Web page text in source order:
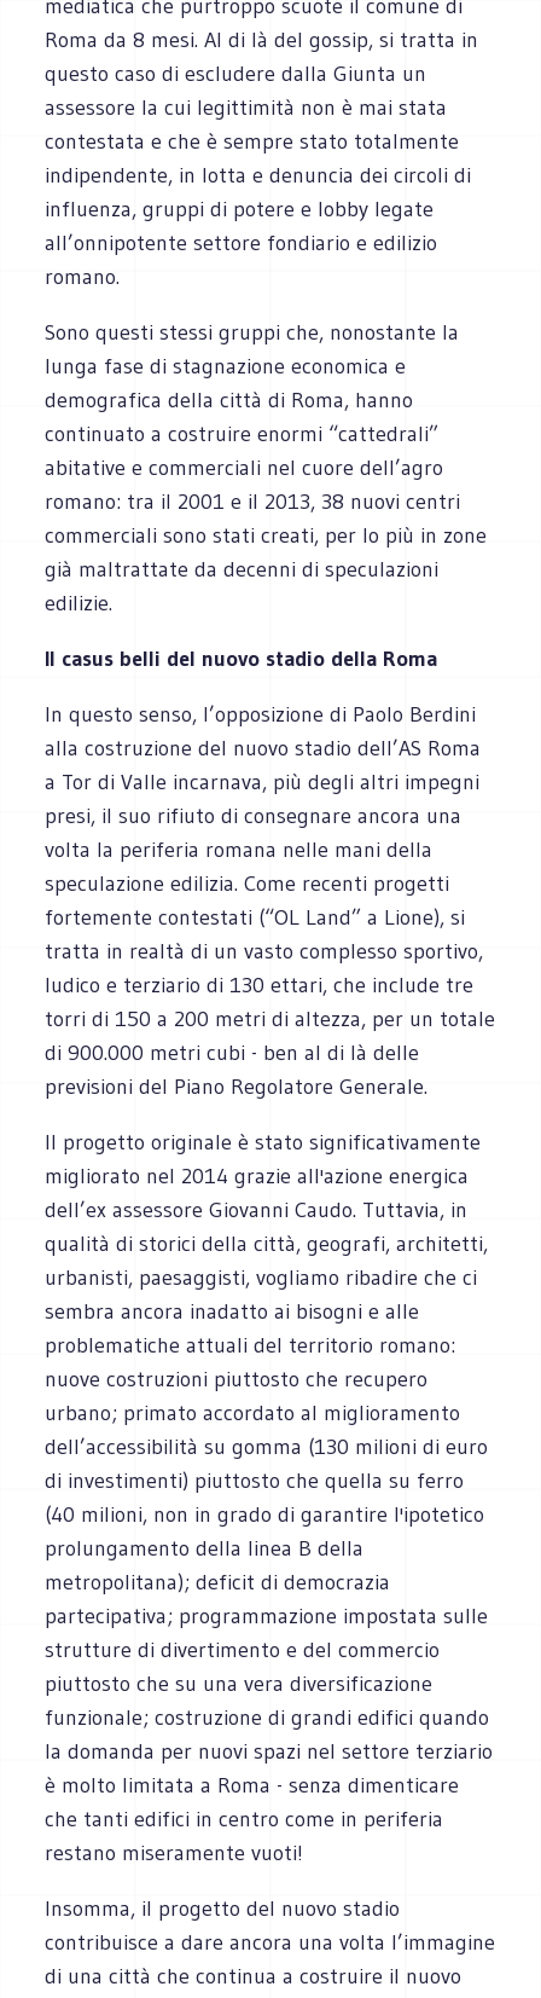
mediatica che purtroppo scuote il comune di
Roma da 8 mesi. Al di là del gossip, si tratta in
questo caso di escludere dalla Giunta un
assessore la cui legittimità non è mai stata
contestata e che è sempre stato totalmente
indipendente, in lotta e denuncia dei circoli di
influenza, gruppi di potere e lobby legate
all’onnipotente settore fondiario e edilizio
romano.
Sono questi stessi gruppi che, nonostante la
lunga fase di stagnazione economica e
demografica della città di Roma, hanno
continuato a costruire enormi “cattedrali”
abitative e commerciali nel cuore dell’agro
romano: tra il 2001 e il 2013, 38 nuovi centri
commerciali sono stati creati, per lo più in zone
già maltrattate da decenni di speculazioni
edilizie.
Il casus belli del nuovo stadio della Roma
In questo senso, l’opposizione di Paolo Berdini
alla costruzione del nuovo stadio dell’AS Roma
a Tor di Valle incarnava, più degli altri impegni
presi, il suo rifiuto di consegnare ancora una
volta la periferia romana nelle mani della
speculazione edilizia. Come recenti progetti
fortemente contestati (“OL Land” a Lione), si
tratta in realtà di un vasto complesso sportivo,
ludico e terziario di 130 ettari, che include tre
torri di 150 a 200 metri di altezza, per un totale
di 900.000 metri cubi - ben al di là delle
previsioni del Piano Regolatore Generale.
Il progetto originale è stato significativamente
migliorato nel 2014 grazie all'azione energica
dell’ex assessore Giovanni Caudo. Tuttavia, in
qualità di storici della città, geografi, architetti,
urbanisti, paesaggisti, vogliamo ribadire che ci
sembra ancora inadatto ai bisogni e alle
problematiche attuali del territorio romano:
nuove costruzioni piuttosto che recupero
urbano; primato accordato al miglioramento
dell’accessibilità su gomma (130 milioni di euro
di investimenti) piuttosto che quella su ferro
(40 milioni, non in grado di garantire l'ipotetico
prolungamento della linea B della
metropolitana); deficit di democrazia
partecipativa; programmazione impostata sulle
strutture di divertimento e del commercio
piuttosto che su una vera diversificazione
funzionale; costruzione di grandi edifici quando
la domanda per nuovi spazi nel settore terziario
è molto limitata a Roma - senza dimenticare
che tanti edifici in centro come in periferia
restano miseramente vuoti!
Insomma, il progetto del nuovo stadio
contribuisce a dare ancora una volta l’immagine
di una città che continua a costruire il nuovo